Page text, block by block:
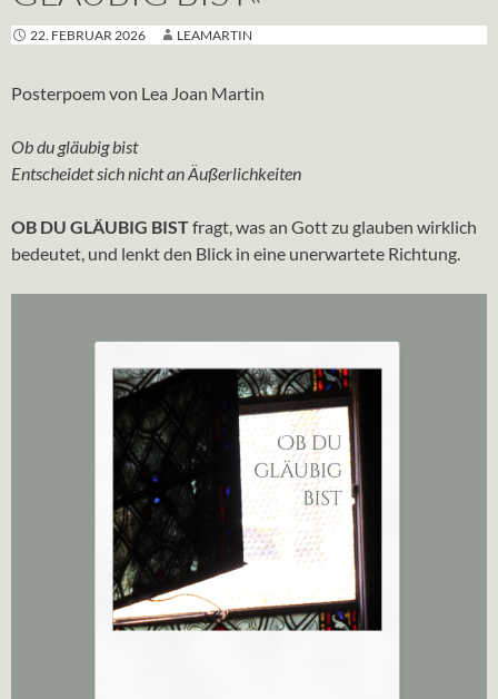
22. FEBRUAR 2026 LEAMARTIN
Posterpoem von Lea Joan Martin
Ob du gläubig bist
Entscheidet sich nicht an Äußerlichkeiten
OB DU GLÄUBIG BISTfragt, was an Gott zu glauben wirklich
bedeutet, und lenkt den Blick in eine unerwartete Richtung.